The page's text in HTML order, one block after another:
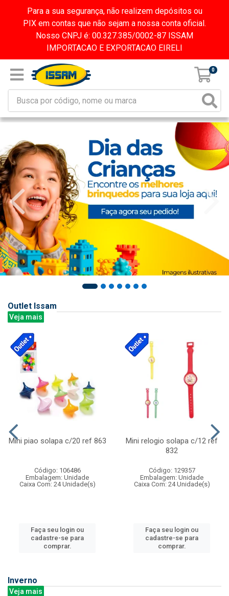
Para a sua segurança, não realizem depósitos ou
PIX em contas que não sejam a nossa conta oficial.
Nosso CNPJ é: 00.327.385/0002-87 ISSAM
IMPORTACAO E EXPORTACAO EIRELI
0
Outlet Issam
Veja mais
Mini piao solapa c/20 ref 863
Código: 106486
Embalagem: Unidade
Caixa Com: 24 Unidade(s)
Faça seu login ou
cadastre-se para
comprar.
Mini relogio solapa c/12 ref
832
Código: 129357
Embalagem: Unidade
Caixa Com: 24 Unidade(s)
Faça seu login ou
cadastre-se para
comprar.
Inverno
Veja mais